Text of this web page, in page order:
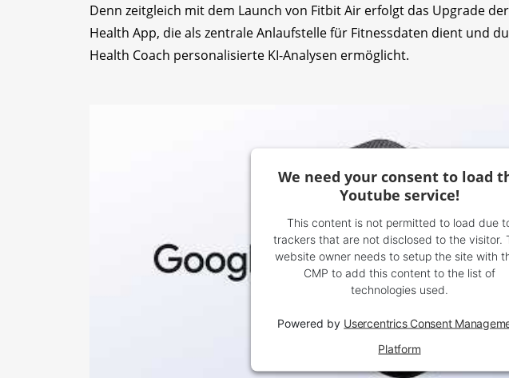
Denn zeitgleich mit dem Launch von Fitbit Air erfolgt das Upgrade
Health App, die als zentrale Anlaufstelle für Fitnessdaten dient und
Health Coach personalisierte KI-Analysen ermöglicht.
We need your consent to load
Youtube service!
This content is not permitted to load due
trackers that are not disclosed to the visitor.
website owner needs to setup the site with
CMP to add this content to the list of
technologies used.
Powered by Usercentrics Consent
Platform